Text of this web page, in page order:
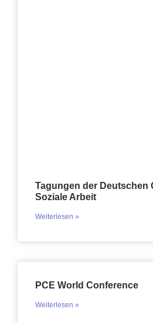
Tagungen der Deutschen
Soziale Arbeit
Weiterlesen »
PCE World Conference
Weiterlesen »